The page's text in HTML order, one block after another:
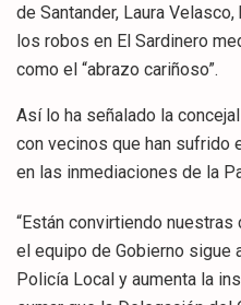
de Santander, Laura
los robos en El Sardinero
como el “abrazo cariñoso”.
Así lo ha señalado la
con vecinos que han sufrido
en las inmediaciones de la
“Están convirtiendo
el equipo de Gobierno sigue
Policía Local y aumenta la